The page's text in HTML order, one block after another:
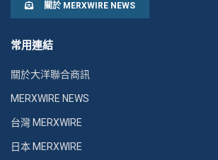
關於 MERXWIRE NEWS
常用連結
關於大洋聯合商訊
MERXWIRE NEWS
台灣 MERXWIRE
日本 MERXWIRE